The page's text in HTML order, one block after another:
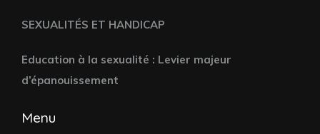
SEXUALITÉS ET HANDICAP
Education à la sexualité : Levier majeur
d’épanouissement
Menu